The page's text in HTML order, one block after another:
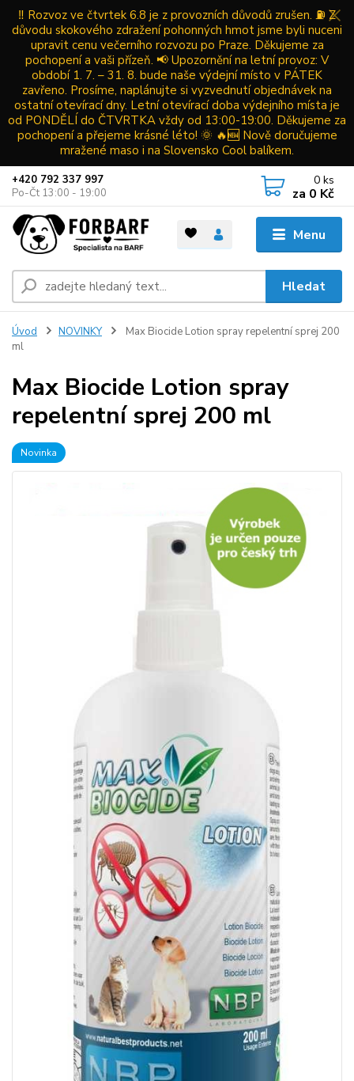
‼️ Rozvoz ve čtvrtek 6.8 je z provozních důvodů zrušen. ⛽ Z
důvodu skokového zdražení pohonných hmot jsme byli nuceni
upravit cenu večerního rozvozu po Praze. Děkujeme za
pochopení a vaši přízeň. 📢 Upozornění na letní provoz: V
období 1. 7. – 31. 8. bude naše výdejní místo v PÁTEK
zavřeno. Prosíme, naplánujte si vyzvednutí objednávek na
ostatní otevírací dny. Letní otevírací doba výdejního místa je
od PONDĚLÍ do ČTVRTKA vždy od 13:00-19:00. Děkujeme za
pochopení a přejeme krásné léto! 🌞 🔥🆕 Nově doručujeme
mražené maso i na Slovensko Cool balíkem.
Menu
Hledat
+420 792 337 997
Po-Čt 13:00 - 19:00
0 ks
za 0 Kč
Úvod NOVINKY
Max Biocide Lotion spray repelentní sprej 200
ml
Max Biocide Lotion spray
repelentní sprej 200 ml
Novinka